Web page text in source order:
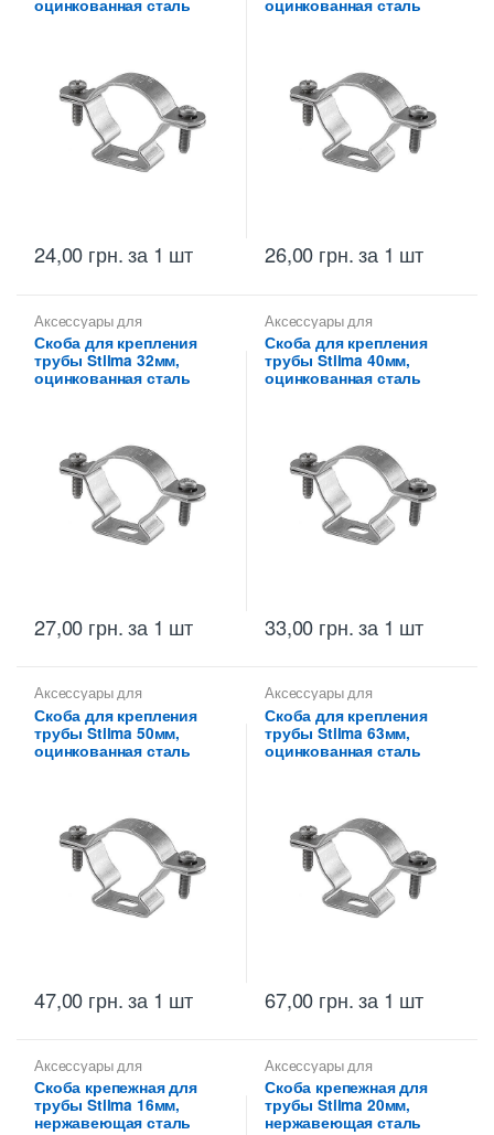
оцинкованная сталь
24,00 грн. за 1 шт
оцинкованная сталь
26,00 грн. за 1 шт
Аксессуары для
металлических труб
монтажные для
металлических труб Stilma
Скоба для крепления
трубы Stilma 32мм,
оцинкованная сталь
27,00 грн. за 1 шт
Аксессуары для
металлических труб
монтажные для
металлических труб Stilma
Скоба для крепления
трубы Stilma 40мм,
оцинкованная сталь
33,00 грн. за 1 шт
Аксессуары для
металлических труб
монтажные для
металлических труб Stilma
Скоба для крепления
трубы Stilma 50мм,
оцинкованная сталь
47,00 грн. за 1 шт
Аксессуары для
металлических труб
монтажные для
металлических труб Stilma
Скоба для крепления
трубы Stilma 63мм,
оцинкованная сталь
67,00 грн. за 1 шт
Аксессуары для
металлических труб
монтажные для
металлических труб Stilma
Скоба крепежная для
трубы Stilma 16мм,
нержавеющая сталь
Аксессуары для
металлических труб
монтажные для
металлических труб Stilma
Скоба крепежная для
трубы Stilma 20мм,
нержавеющая сталь